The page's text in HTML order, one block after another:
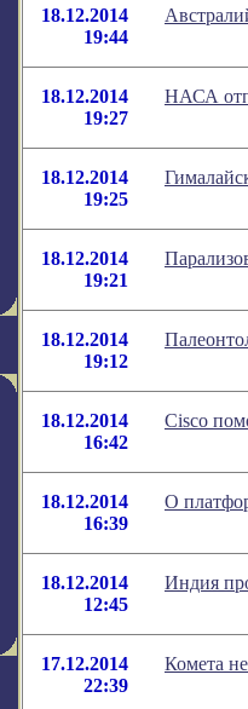
18.12.2014
19:44
18.12.2014
19:27
НАСА
18.12.2014
19:25
18.12.2014
19:21
18.12.2014
19:12
18.12.2014
16:42
Cisco
18.12.2014
16:39
О
18.12.2014
12:45
Индия
17.12.2014
22:39
Комета